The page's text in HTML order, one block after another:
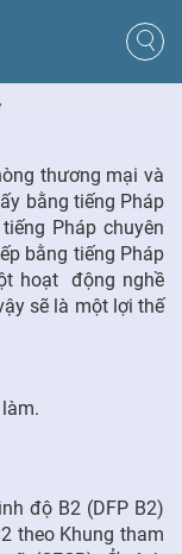
VI
VI
thương mại và
bằng tiếng Pháp
Pháp chuyên
bằng tiếng Pháp
hoạt động nghề
sẽ là một lợi thế
độ B2 (DFP B2)
theo Khung tham